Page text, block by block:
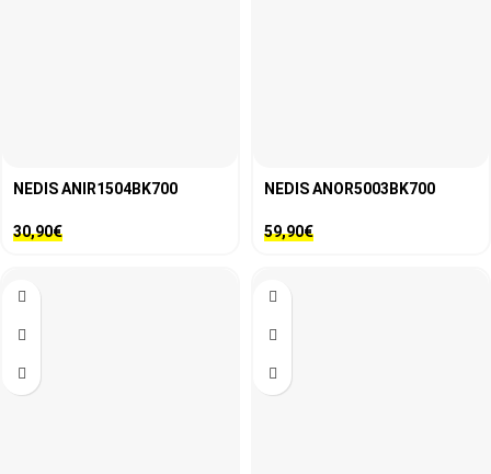
NEDIS ANIR1504BK700
30,90€
NEDIS ANOR5003BK700
59,90€